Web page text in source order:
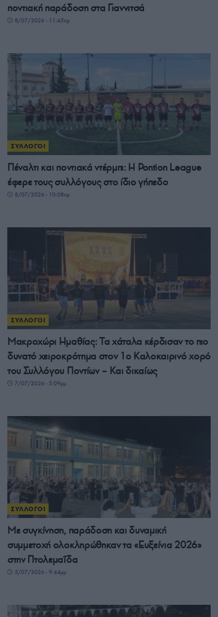
ποντιακή παράδοση στα Γιαννιτσά
8/07/2026 - 11:45πμ
ΣΥΛΛΟΓΟΙ
Πέναλτι και ποντιακά ντέρμπι: Η Pontion League
έφερε τους συλλόγους στο ίδιο γήπεδο
8/07/2026 - 10:08πμ
ΣΥΛΛΟΓΟΙ
Μακροχώρι Ημαθίας: Τα χάταλα κέρδισαν το πιο
δυνατό χειροκρότημα στον 1ο Καλοκαιρινό χορό
του Συλλόγου Ποντίων – Και δικαίως
7/07/2026 - 5:09μμ
ΣΥΛΛΟΓΟΙ
Με συγκίνηση, παράδοση και δυναμική
συμμετοχή ολοκληρώθηκαν τα «Ευξείνια 2026»
στην Πτολεμαΐδα
5/07/2026 - 9:44μμ